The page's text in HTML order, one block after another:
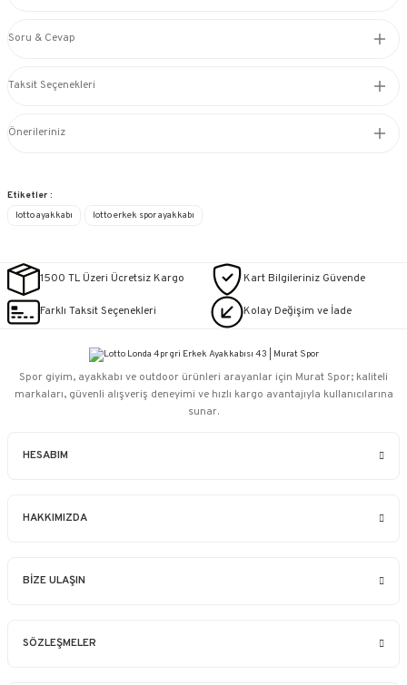
Soru & Cevap
Taksit Seçenekleri
Önerileriniz
Etiketler :
lotto ayakkabı
lotto erkek spor ayakkabı
1500 TL Üzeri Ücretsiz Kargo Kart Bilgileriniz Güvende
Farklı Taksit Seçenekleri Kolay Değişim ve İade
HESABIM
HAKKIMIZDA
BİZE ULAŞIN
SÖZLEŞMELER
Spor giyim, ayakkabı ve outdoor ürünleri arayanlar için Murat Spor; kaliteli
markaları, güvenli alışveriş deneyimi ve hızlı kargo avantajıyla kullanıcılarına
sunar.